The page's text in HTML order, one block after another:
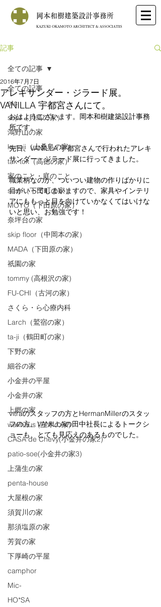
岡本和樹建築設計事務所
KAZUKI OKAMOTO ARCHITECT & ASSOCIATES
記事
全ての記事
etc
sept（貝島の家）
鴻野山の家
kunoji（上桑島の家）
tak-tok（高徳の家）
家のこと・庭のこと
sosh（下田町の家）
MOYO（下田原の家）
奈坪台の家
skip floor（中岡本の家）
MADA（下田原の家）
祇園の家
tommy (高根沢の家)
FU-CHI（古河の家）
さくら・ら心療内科
Larch（鷲宿の家）
ta-ji（鶴田町の家）
下野の家
細谷の家
小金井の平屋
小金井の家
上郷の家
wakhaus (立木の家)
CASA de Chevy(小金井の家2)
patio-soe(小金井の家3)
上蒲生の家
penta-house
大屋根の家
須賀川の家
那須塩原の家
芳賀の家
下厚崎の平屋
camphor
Mic-
HO*SA
全ての記事
アレキサンダー・ジラード展。
VANILLA 宇都宮さんにて。
2016年7月7日
おはようございます。岡本和樹建築設計事務
所です。
先日、VANILLA 宇都宮さんで行われたアレキ
サンダー・ジラード展に行ってきました。
職業柄なのか、ついつい建物の作りばかりに
目がいってしまいますので、家具やインテリ
アにももっと目を向けていかなくてはいけな
いと思い、お勉強です！
vitraのスタッフの方とHermanMillerのスタッ
フの方、VANILLAの田中社長によるトークシ
ョーも、とても見応えのあるものでした。